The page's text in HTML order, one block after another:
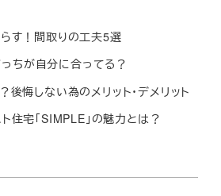
す！間取りの工夫5選
が自分に合ってる？
後悔しない為のメリット・デメリット
住宅「SIMPLE」の魅力とは？